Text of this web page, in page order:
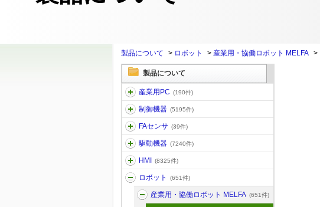
製品について > ロボット > 産業用・協働ロボット MELFA >
製品について
産業用PC (190件)
制御機器 (5195件)
FAセンサ (39件)
駆動機器 (7240件)
HMI (8325件)
ロボット (651件)
産業用・協働ロボット MELFA (651件)